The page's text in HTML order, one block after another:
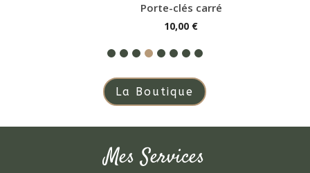
Porte-clés carré
10,00€
La Boutique
Mes Services